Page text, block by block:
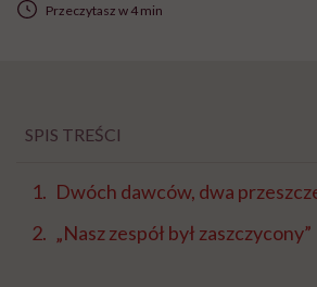
Przeczytasz w 4 min
SPIS TREŚCI
Dwóch dawców, dwa
„Nasz zespół był zaszczycony”